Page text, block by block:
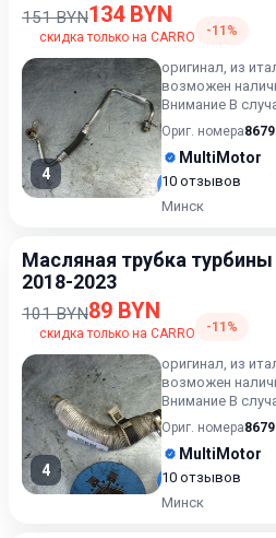
151 BYN134 BYN
скидка только на CARRO -11%
4
оригинал, из
возможен
Внимание В
приобретённого
Ориг. номера
MultiMotor
10 отзывов
Минск
Масляная трубка турбины
2018-2023
101 BYN89 BYN
скидка только на CARRO -11%
4
оригинал, из
возможен
Внимание В
приобретённого
Ориг. номера
MultiMotor
10 отзывов
Минск